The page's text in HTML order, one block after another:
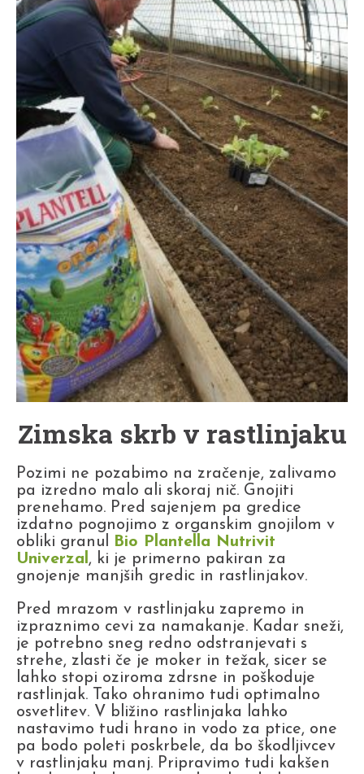
Zimska skrb v rastlinjaku
Pozimi ne pozabimo na zračenje, zalivamo
pa izredno malo ali skoraj nič. Gnojiti
prenehamo. Pred sajenjem pa gredice
izdatno pognojimo z organskim gnojilom v
obliki granul
Bio Plantella Nutrivit
Univerzal , ki je primerno pakiran za
gnojenje manjših gredic in rastlinjakov.
Pred mrazom v rastlinjaku zapremo in
izpraznimo cevi za namakanje. Kadar sneži,
je potrebno sneg redno odstranjevati s
strehe, zlasti če je moker in težak, sicer se
lahko stopi oziroma zdrsne in poškoduje
rastlinjak. Tako ohranimo tudi optimalno
osvetlitev. V bližino rastlinjaka lahko
nastavimo tudi hrano in vodo za ptice, one
pa bodo poleti poskrbele, da bo škodljivcev
v rastlinjaku manj. Pripravimo tudi kakšen